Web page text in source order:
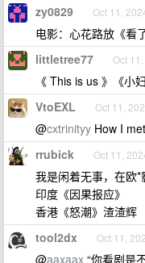
zy0829 Oct 11,
电影：心花路放《看
littletree77 Oct
《 This is us 》《小
VtoEXL Oct 11,
@cxtrinityy How I
rrubick Oct 11,
我是闲着无事，在欧
印度《因果报应》
香港《怒潮》渣渣辉
tool2dx Oct 11,
@aaxaax “你看剧是